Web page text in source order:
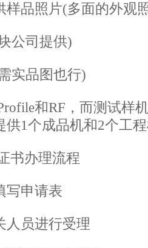
样品照片(多面的外观
公司提供)
实品图也行)
和RF，而测试样
供1个成品机和2个工
书办理流程
写申请表
人员进行受理